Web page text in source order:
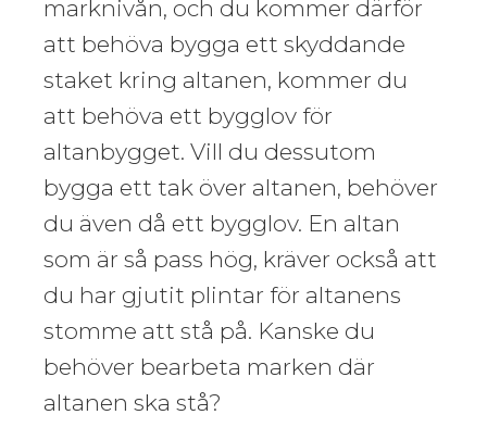
marknivån, och du kommer därför
att behöva bygga ett skyddande
staket kring altanen, kommer du
att behöva ett bygglov för
altanbygget. Vill du dessutom
bygga ett tak över altanen, behöver
du även då ett bygglov. En altan
som är så pass hög, kräver också att
du har gjutit plintar för altanens
stomme att stå på. Kanske du
behöver bearbeta marken där
altanen ska stå?